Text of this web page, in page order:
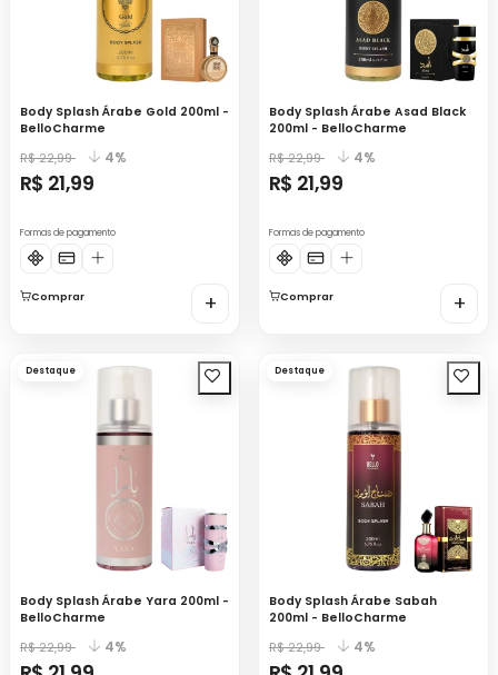
Body Splash Árabe Gold 200ml -
BelloCharme
R$ 22,99 4%
R$ 21,99
Formas de pagamento
Comprar +
Body Splash Árabe Asad Black
200ml - BelloCharme
R$ 22,99 4%
R$ 21,99
Formas de pagamento
Comprar +
Destaque
Body Splash Árabe Yara 200ml -
BelloCharme
R$ 22,99 4%
Destaque
Body Splash Árabe Sabah
200ml - BelloCharme
R$ 22,99 4%